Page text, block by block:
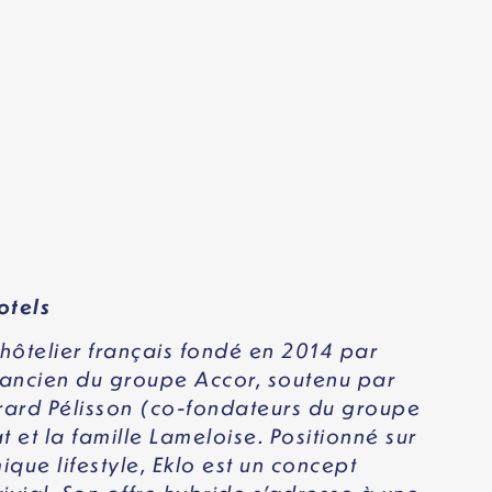
français fondé en 2014 par
du groupe Accor, soutenu par
Pélisson (co-fondateurs du groupe
et la famille Lameloise. Positionné sur
lifestyle, Eklo est un concept